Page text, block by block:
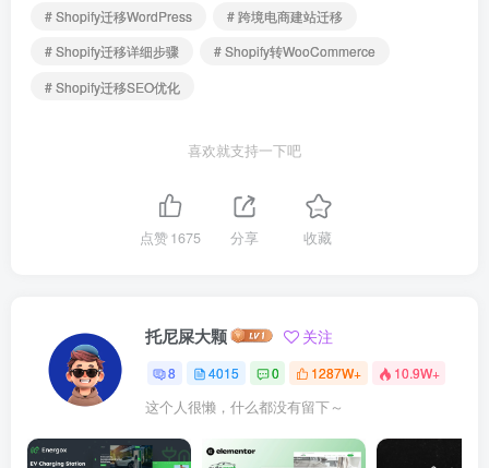
# Shopify迁移WordPress
# 跨境电商建站迁移
# Shopify迁移详细步骤
# Shopify转WooCommerce
# Shopify迁移SEO优化
喜欢就支持一下吧
点赞1675 分享 收藏
托尼屎大颗 关注
8 4015 0 1287W+ 10.9W+
这个人很懒，什么都没有留下～